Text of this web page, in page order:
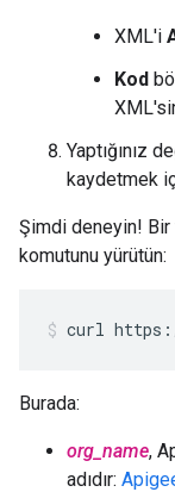
XML'i
Kod
Yaptığınız
kaydetmek
Şimdi deneyin! Bir
komutunu yürütün:
curl
Burada:
org_name,
adıdır: